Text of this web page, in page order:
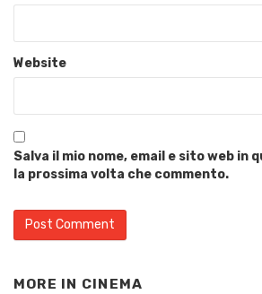
Website
Salva il mio nome, email e sito web in
la prossima volta che commento.
MORE IN CINEMA